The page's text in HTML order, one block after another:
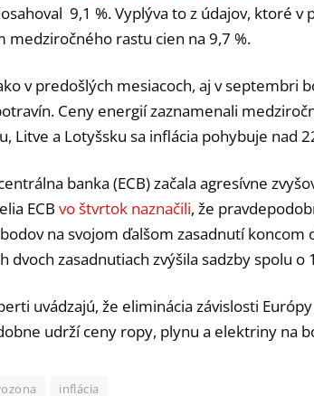
9,1 %. Vyplýva to z údajov, ktoré
medziročného rastu cien na 9,7 %.
v predošlých mesiacoch, aj v septembri
Ceny energií zaznamenali
Litve a Lotyšsku sa inflácia pohybuje nad
banka (ECB) začala agresívne
ECB vo štvrtok naznačili, že
na svojom ďalšom zasadnutí
dvoch zasadnutiach zvýšila sadzby spolu o
uvádzajú, že eliminácia závislosti
udrží ceny ropy, plynu a elektriny na
inflácia